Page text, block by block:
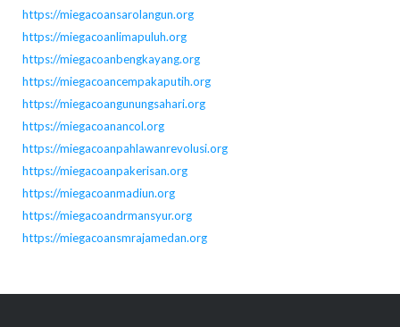
https://miegacoansarolangun.org
https://miegacoanlimapuluh.org
https://miegacoanbengkayang.org
https://miegacoancempakaputih.org
https://miegacoangunungsahari.org
https://miegacoanancol.org
https://miegacoanpahlawanrevolusi.org
https://miegacoanpakerisan.org
https://miegacoanmadiun.org
https://miegacoandrmansyur.org
https://miegacoansmrajamedan.org